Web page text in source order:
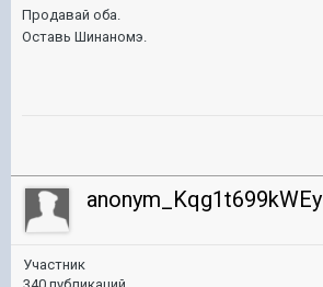
Продавай оба.
Оставь Шинаномэ.
anonym_Kqg1t699kWEy
Участник